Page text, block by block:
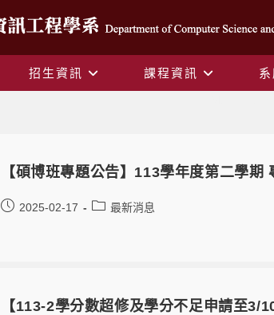
招生資訊 課程資訊
【碩博班專題公告】113學年度第二學期
2025-02-17 最新消息
【113-2學分數超修及學分不足申請至3/